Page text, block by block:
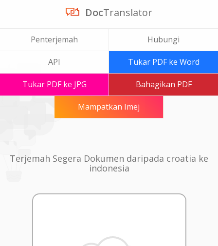
DocTranslator
Penterjemah Hubungi
API Tukar PDF ke Word
Tukar PDF ke JPG Bahagikan PDF
Mampatkan Imej
Terjemah Segera Dokumen daripada croatia ke
indonesia